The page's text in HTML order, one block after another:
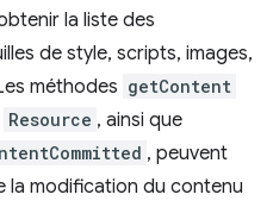
la liste des
de style, scripts, images,
méthodes getContent
Resource , ainsi que
, peuvent
la modification du contenu